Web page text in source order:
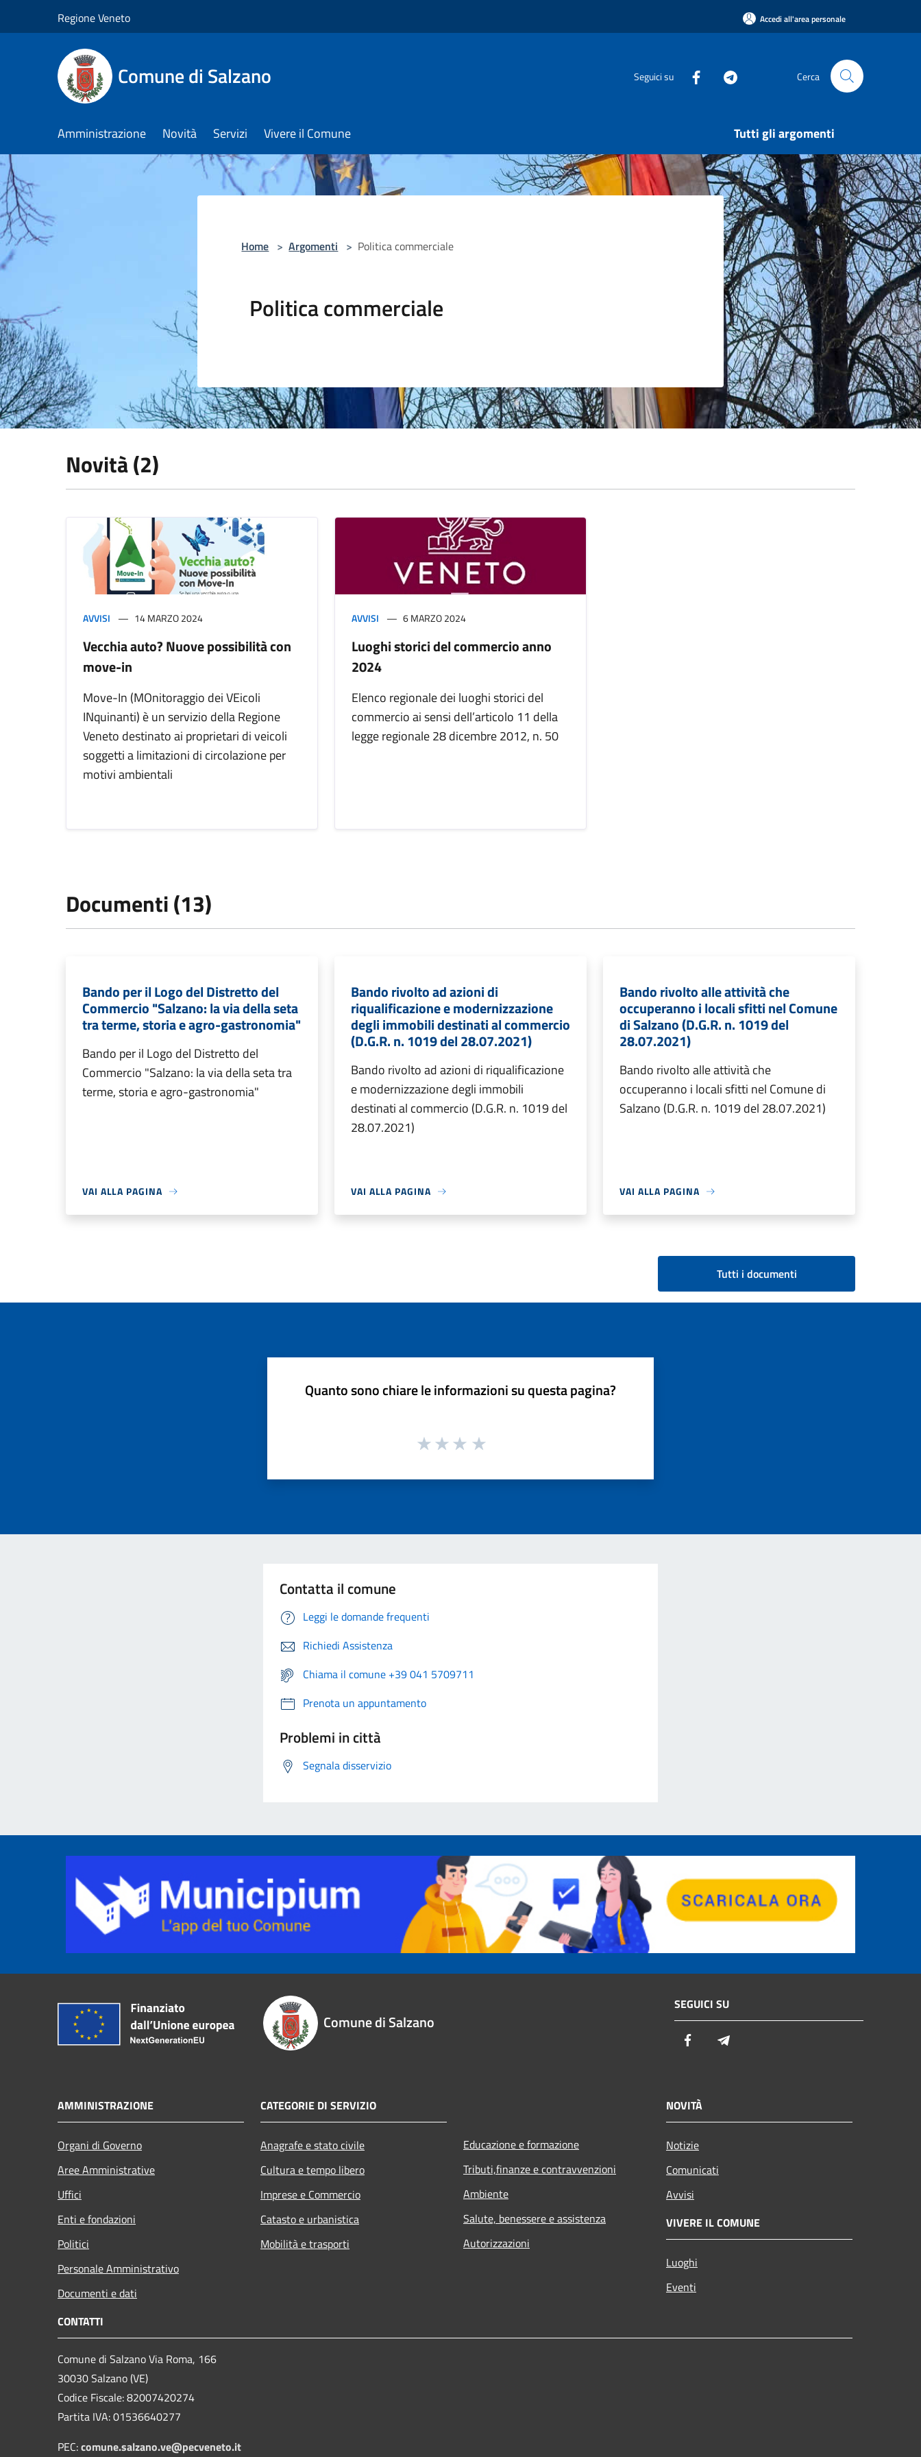
Regione Veneto Accedi all'area personale
Comune di Salzano Seguici su Cerca
Amministrazione Novità Servizi Vivere il Comune Tutti gli argomenti
Home > Argomenti > Politica commerciale
Politica commerciale
Novità (2)
AVVISI 14 MARZO 2024
Vecchia auto? Nuove possibilità con
move-in
Move-In (MOnitoraggio dei VEicoli
INquinanti) è un servizio della Regione
Veneto destinato ai proprietari di veicoli
soggetti a limitazioni di circolazione per
motivi ambientali
AVVISI 6 MARZO 2024
Luoghi storici del commercio anno
2024
Elenco regionale dei luoghi storici del
commercio ai sensi dell’articolo 11 della
legge regionale 28 dicembre 2012, n. 50
Documenti (13)
Bando per il Logo del Distretto del
Commercio "Salzano: la via della seta
tra terme, storia e agro-gastronomia"
Bando per il Logo del Distretto del
Commercio "Salzano: la via della seta tra
terme, storia e agro-gastronomia"
VAI ALLA PAGINA
Bando rivolto ad azioni di
riqualificazione e modernizzazione
degli immobili destinati al commercio
(D.G.R. n. 1019 del 28.07.2021)
Bando rivolto ad azioni di riqualificazione
e modernizzazione degli immobili
destinati al commercio (D.G.R. n. 1019 del
28.07.2021)
VAI ALLA PAGINA
Bando rivolto alle attività che
occuperanno i locali sfitti nel Comune
di Salzano (D.G.R. n. 1019 del
28.07.2021)
Bando rivolto alle attività che
occuperanno i locali sfitti nel Comune di
Salzano (D.G.R. n. 1019 del 28.07.2021)
VAI ALLA PAGINA
Tutti i documenti
Quanto sono chiare le informazioni su questa pagina?
Contatta il comune
Leggi le domande frequenti
Richiedi Assistenza
Chiama il comune +39 041 5709711
Prenota un appuntamento
Problemi in città
Segnala disservizio
Comune di Salzano
SEGUICI SU
Facebook
AMMINISTRAZIONE
Organi di Governo
Aree Amministrative
Uffici
Enti e fondazioni
Politici
Personale Amministrativo
Documenti e dati
CATEGORIE DI SERVIZIO
Anagrafe e stato civile
Cultura e tempo libero
Imprese e Commercio
Catasto e urbanistica
Mobilità e trasporti
Educazione e formazione
Tributi,finanze e contravvenzioni
Ambiente
Salute, benessere e assistenza
Autorizzazioni
NOVITÀ
Notizie
Comunicati
Avvisi
VIVERE IL COMUNE
Luoghi
Eventi
CONTATTI
Comune di Salzano Via Roma, 166
30030 Salzano (VE)
Codice Fiscale: 82007420274
Partita IVA: 01536640277
PEC:comune.salzano.ve@pecveneto.it